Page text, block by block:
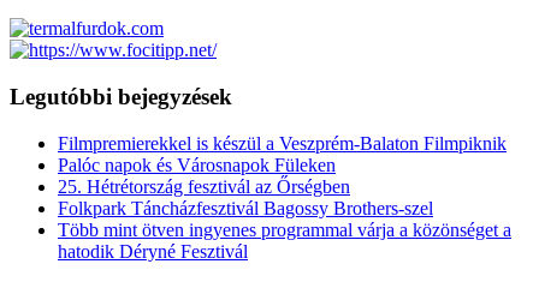
Legutóbbi bejegyzések
Filmpremierekkel is készül a Veszprém-Balaton Filmpiknik
Palóc napok és Városnapok Füleken
25. Hétrétország fesztivál az Őrségben
Folkpark Táncházfesztivál Bagossy Brothers-szel
Több mint ötven ingyenes programmal várja a közönséget a
hatodik Déryné Fesztivál